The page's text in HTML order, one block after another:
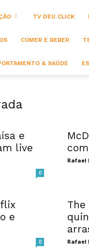
TV DEU CLICK
COMER E BEBER
& SAÚDE
e
live
0
Rafael
e
0
The
Rafael